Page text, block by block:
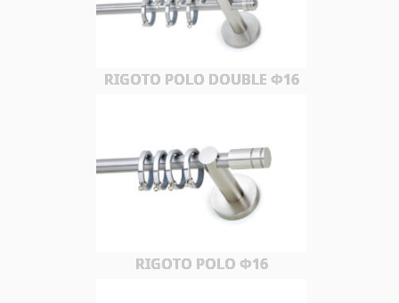
RIGOTO POLO DOUBLE Φ16
RIGOTO POLO Φ16